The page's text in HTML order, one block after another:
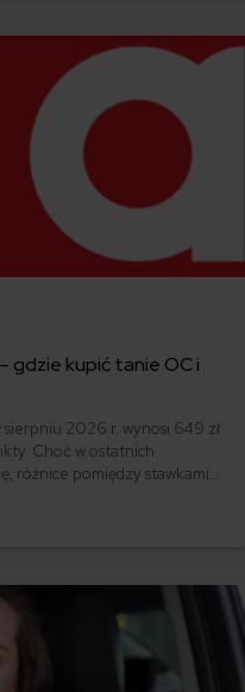
gdzie kupić tanie OC i
2026 r. wynosi 649 zł
Choć w ostatnich
różnice pomiędzy stawkami
najtańsze OC w Polsce